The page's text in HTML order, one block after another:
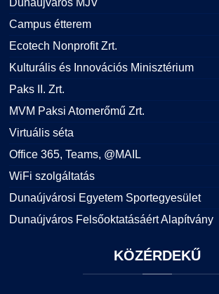
Dunaújváros MJV
Campus étterem
Ecotech Nonprofit Zrt.
Kulturális és Innovációs Minisztérium
Paks II. Zrt.
MVM Paksi Atomerőmű Zrt.
Virtuális séta
Office 365, Teams, @MAIL
WiFi szolgáltatás
Dunaújvárosi Egyetem Sportegyesület
Dunaújváros Felsőoktatásáért Alapítvány
KÖZÉRDEKŰ